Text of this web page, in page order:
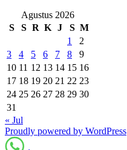
Agustus 2026
S
S R K J S M
1
2
3
4 5 6 7 8
9
10 11 12 13 14 15 16
17 18 19 20 21 22 23
24 25 26 27 28 29 30
31
« Jul
Proudly powered by WordPress